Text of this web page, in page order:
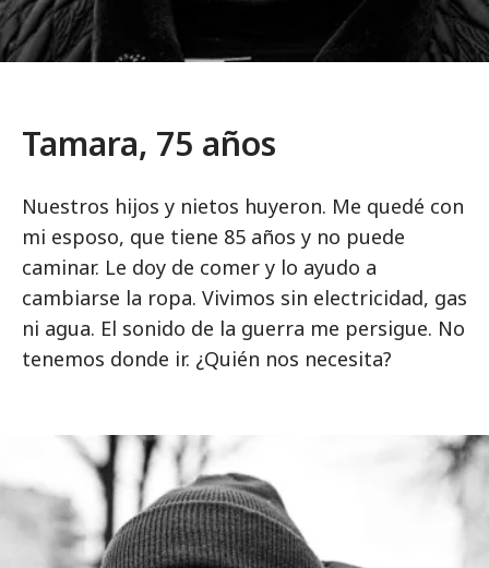
Tamara, 75 años
Nuestros hijos y nietos huyeron. Me quedé con
mi esposo, que tiene 85 años y no puede
caminar. Le doy de comer y lo ayudo a
cambiarse la ropa. Vivimos sin electricidad, gas
ni agua. El sonido de la guerra me persigue. No
tenemos donde ir. ¿Quién nos necesita?